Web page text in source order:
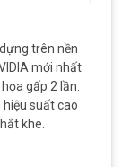
trên nền
mới nhất
gấp 2 lần.
suất cao
khe.